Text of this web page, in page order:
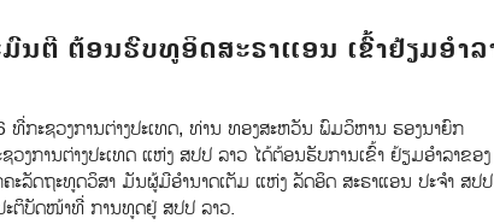
ນຕີ ຕ້ອນຮົບທູອິດສະຣາແອນ ເຂົ້າຢ້ຽມອຳລ
ກະຊວງການຕ່າງປະເທດ, ທ່ານ ທອງສະຫວັນ ພົມວິຫານ ຮອງນາຍົກ
ງການຕ່າງປະເທດ ແຫ່ງ ສປປ ລາວ ໄດ້ຕ້ອນຮັບການເຂົ້າ ຢ້ຽມອໍາລາຂອງ
ະລັດຖະທູດວິສາ ມັນຜູ້ມີອໍານາດເຕັມ ແຫ່ງ ລັດອິດ ສະຣາແອນ ປະຈໍາ ສປປ
ະຕິບັດໜ້າທີ່ ການທູດຢູ່ ສປປ ລາວ.